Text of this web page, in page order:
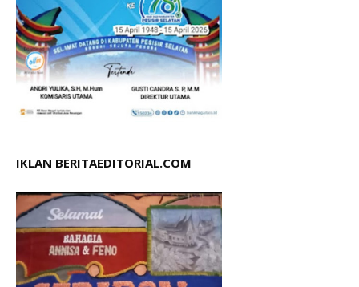
IKLAN BERITAEDITORIAL.COM